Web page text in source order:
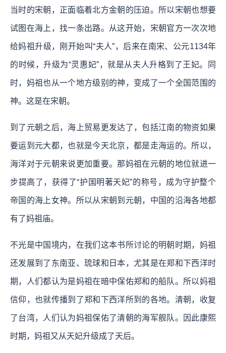
当时的宋朝，正面临着北方金朝的压迫。所以宋朝也想要
试图在海上，找一条出路。从这开始，宋朝官方一次次地
给妈祖升级，刚开始叫“夫人”，后来在南宋、公元1134年
的时候，升级为“灵惠妃”，就是从夫人升格到了王妃。同
时，妈祖也从一个地方级别的神，变成了一个全国范围的
神。这是在宋朝。
到了元朝之后，海上贸易更发达了，包括江南的物资如果
要运到元大都，也就是今天北京，都是走海运的。所以，
海洋对于元朝来说更加重要。那妈祖在元朝的地位就进一
步提高了，获得了“护国明著天妃”的称号，成为守护整个
帝国的海上女神。所以从宋朝到元朝，中国的沿海各地都
有了妈祖庙。
不光是中国境内，在我们这本书所讨论的明朝时期，妈祖
还发展到了东南亚、琉球和日本，尤其是在郑和下西洋时
期，人们都认为是妈祖在暗中保佑郑和的船队。所以妈祖
信仰，也就传播到了郑和下西洋所到的各地。清朝，收复
了台湾，人们认为妈祖保佑了清朝的海军舰队。因此康熙
时期，妈祖又从天妃升级成了天后。